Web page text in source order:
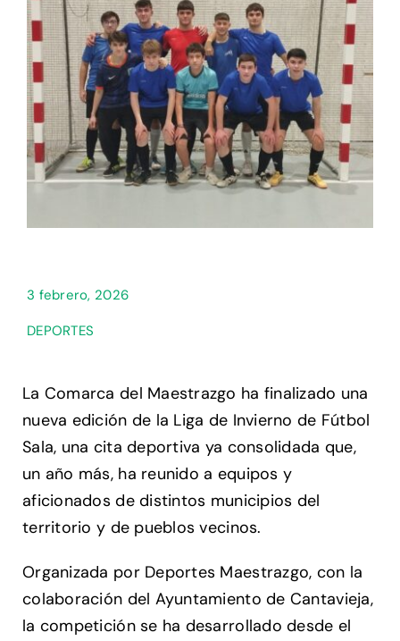
3 febrero, 2026
DEPORTES
La Comarca del Maestrazgo ha finalizado una
nueva edición de la Liga de Invierno de Fútbol
Sala, una cita deportiva ya consolidada que,
un año más, ha reunido a equipos y
aficionados de distintos municipios del
territorio y de pueblos vecinos.
Organizada por Deportes Maestrazgo, con la
colaboración del Ayuntamiento de Cantavieja,
la competición se ha desarrollado desde el